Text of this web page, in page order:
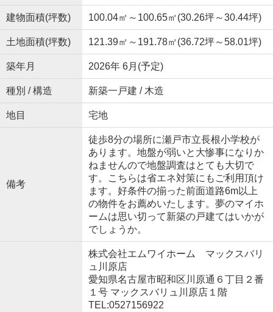
建物面積(坪数) 100.04㎡～100.65㎡(30.26坪～30.44坪)
土地面積(坪数) 121.39㎡～191.78㎡(36.72坪～58.01坪)
築年月 2026年 6月(予定)
種別 / 構造 新築一戸建 / 木造
地目 宅地
備考
徒歩8分の場所に瀬戸市立長根小学校が
あります。地盤が弱いと大惨事になりか
ねませんので地盤調査はとても大切で
す。こちらは省エネ対策にもご利用頂け
ます。好条件の揃った前面道路6m以上
の物件をお薦めいたします。夢のマイホ
ームは思い切って新築の戸建てはいかが
でしょうか。
株式会社エムワイホーム マックスバリ
ュ川原店
愛知県名古屋市昭和区川原通６丁目２番
１号 マックスバリュ川原店１階
TEL:0527156922